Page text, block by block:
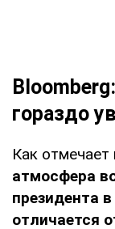
гораздо
Как отмечает
атмосфера
президента
отличается